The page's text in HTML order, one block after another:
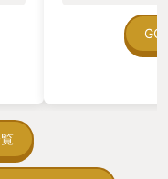
ていた。 ただ
在を知ってから
う。気になる。
トコンベアの配